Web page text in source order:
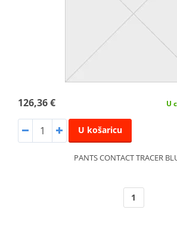
126,36 € U
U košaricu
PANTS CONTACT TRACER
1